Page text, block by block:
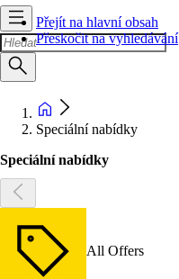
Přejít na hlavní obsah
Přeskočit na vyhledávání
Speciální nabídky
Speciální nabídky
All Offers